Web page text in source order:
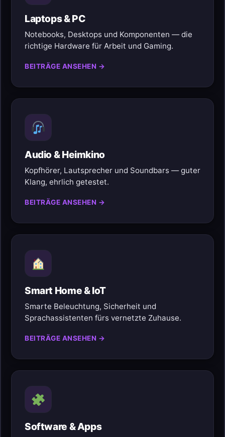
Laptops & PC
Notebooks, Desktops und Komponenten — die
richtige Hardware für Arbeit und Gaming.
BEITRÄGE ANSEHEN →
Audio & Heimkino
Kopfhörer, Lautsprecher und Soundbars — guter
Klang, ehrlich getestet.
BEITRÄGE ANSEHEN →
Smart Home & IoT
Smarte Beleuchtung, Sicherheit und
Sprachassistenten fürs vernetzte Zuhause.
BEITRÄGE ANSEHEN →
Software & Apps